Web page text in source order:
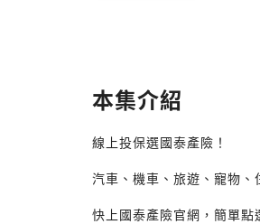
本集介紹
線上投保選國泰產險！
汽車、機車、旅遊、寵物、
快上國泰產險官網，簡單點